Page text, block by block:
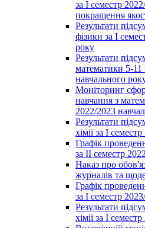
за І семестр
покращення
Результати
фізики за І
року
Результати
математики 5-11
навчального
Моніторинг
навчання з
2022/2023
Результати
хімії за І
Графік
за ІІ семестр
Наказ про
журналів та
Графік
за І семестр
Результати
хімії за І